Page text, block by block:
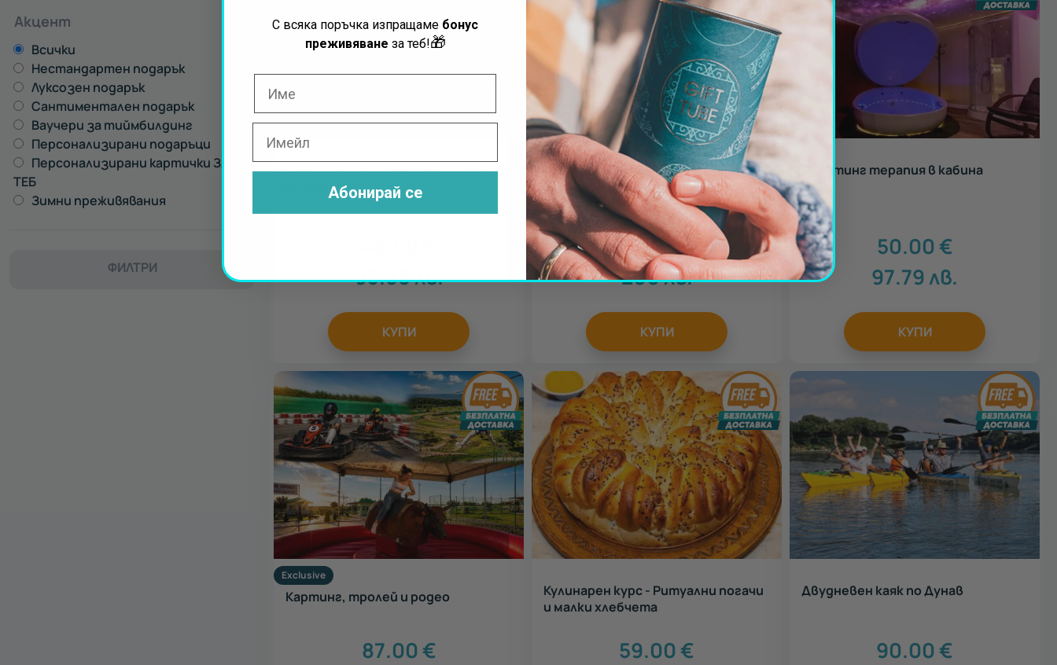
Акцент
Всички
Нестандартен подарък
Луксозен подарък
Сантиментален подарък
Ваучери за тиймбилдинг
Персонализирани подаръци
Персонализирани картички ЗА
ТЕБ
Зимни преживявания
ФИЛТРИ
Дегустация на шампанско в The
Ritz Specialty Coffee
93.88лв.
КУПИ
Уъркшоп по приготвяне на
ароматни свещи за двама - Клас
ценител
102.26€
200лв.
КУПИ
Флоатинг терапия в кабина
50.00€
97.79лв.
КУПИ
Exclusive
Картинг, тролей и родео
87.00€
Кулинарен курс - Ритуални погачи
и малки хлебчета
59.00€
Двудневен каяк по Дунав
90.00€
С всяка поръчка изпращаме бонус
преживяване за теб!🎁
Абонирай се